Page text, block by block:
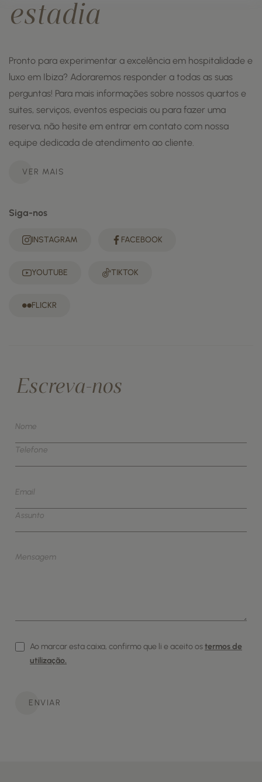
estadia
Pronto para experimentar a excelência em hospitalidade e
luxo em Ibiza? Adoraremos responder a todas as suas
perguntas! Para mais informações sobre nossos quartos e
suites, serviços, eventos especiais ou para fazer uma
reserva, não hesite em entrar em contato com nossa
equipe dedicada de atendimento ao cliente.
VER MAIS
Siga-nos
INSTAGRAM FACEBOOK
YOUTUBE TIKTOK
FLICKR
Escreva-nos
Ao marcar esta caixa, confirmo que li e aceito ostermos de
utilização.
ENVIAR